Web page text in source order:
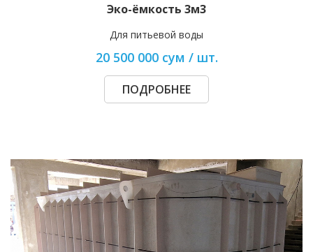
Эко-ёмкость 3м3
Для питьевой воды
20 500 000 сум / шт.
ПОДРОБНЕЕ